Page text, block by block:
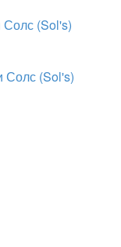
Солс (Sol's)
Солс (Sol's)